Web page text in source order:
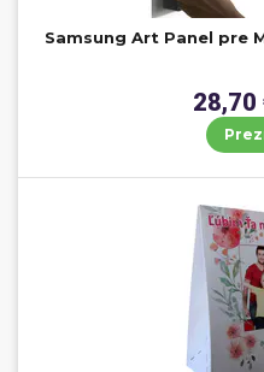
Samsung Art Panel pre
28,70